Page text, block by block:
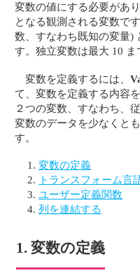
変数の値にする必要があ
となる観測される変数で
数、すなわち既知の変量)
す。独立変数は最大 10 ま
変数を定義するには、
て、変数を定義する内容
２つの変数、すなわち、
変数のデータを少なくと
す。
変数の定義
トランスフォーム言
ユーザー定義関数
列を連結する
1. 変数の定義